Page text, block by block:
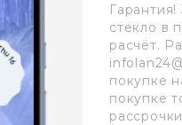
стекло в
расчёт.
покупке
покупке